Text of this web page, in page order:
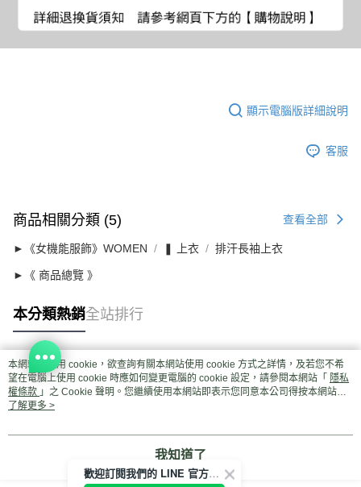
顯示電腦版詳細說明
客服
商品相關分類 (5) 查看全部
►《女機能服飾》WOMEN ❚ 上衣 排汗長袖上衣
►《 商品總覽 》
本分類熱銷全站排行
熱門標籤
本網站中使用 cookie，欲查詢有關本網站使用 cookie 方式之詳情，及若您不希
望在電腦上使用 cookie 時應如何變更電腦的 cookie 設定，請參閱本網站「 隱私
權條款 」之 Cookie 聲明。您繼續使用本網站即表示您同意本公司得按本網站使
用條款之 Cookie 聲明使用 cookie。
了解更多 >
我知道了
歡迎訂閱我們的 LINE 官方帳號